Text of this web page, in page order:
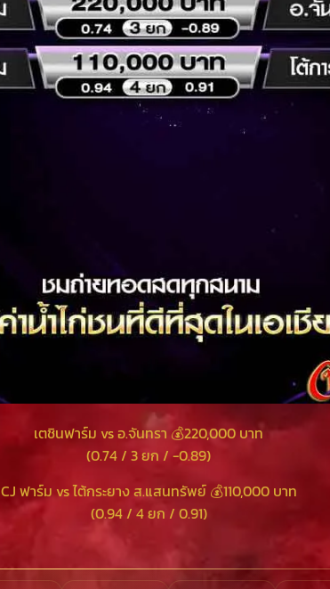
เตชินฟาร์ม vs อ.จันทรา 💰220,000 บาท
(0.74 / 3 ยก / -0.89)
CJ ฟาร์ม vs ไต้กระยาง ส.แสนทรัพย์ 💰110,000 บาท
(0.94 / 4 ยก / 0.91)